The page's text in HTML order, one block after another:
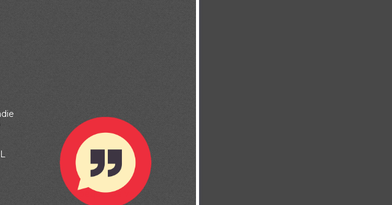
edificio a mis pequeños vecinos; dos